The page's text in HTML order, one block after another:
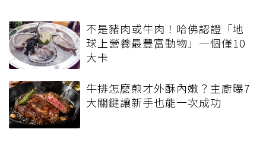
不是豬肉或牛肉！哈佛認證「地
球上營養最豐富動物」一個僅10
大卡
牛排怎麼煎才外酥內嫩？主廚曝7
大關鍵讓新手也能一次成功